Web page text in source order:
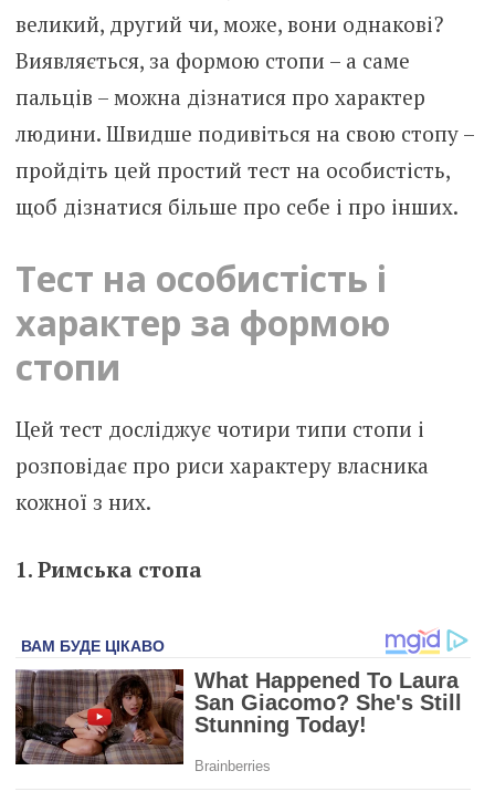
великий, другий чи, може, вони однакові?
Виявляється, за формою стопи – а саме
пальців – можна дізнатися про характер
людини. Швидше подивіться на свою стопу –
пройдіть цей простий тест на особистість,
щоб дізнатися більше про себе і про інших.
Тест на особистість і
характер за формою
стопи
Цей тест досліджує чотири типи стопи і
розповідає про риси характеру власника
кожної з них.
1. Римська стопа